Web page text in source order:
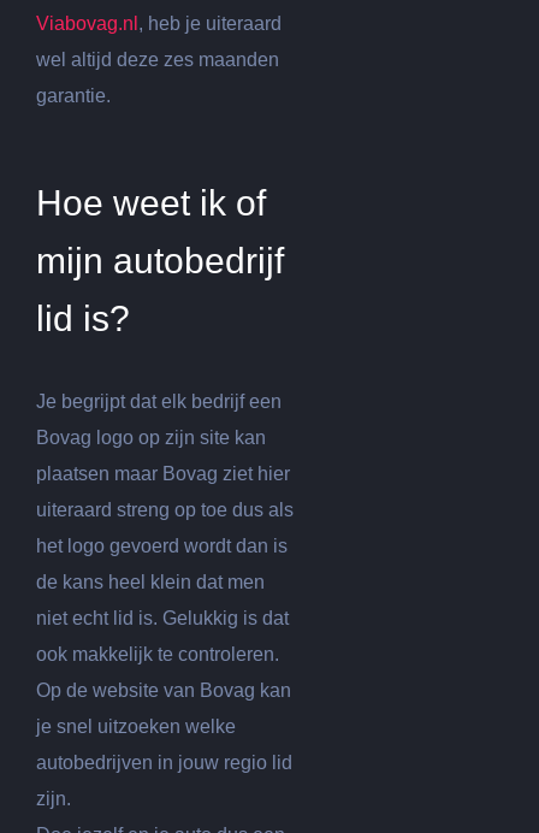
Viabovag.nl , heb je uiteraard
wel altijd deze zes maanden
garantie.
Hoe weet ik of
mijn autobedrijf
lid is?
Je begrijpt dat elk bedrijf een
Bovag logo op zijn site kan
plaatsen maar Bovag ziet hier
uiteraard streng op toe dus als
het logo gevoerd wordt dan is
de kans heel klein dat men
niet echt lid is. Gelukkig is dat
ook makkelijk te controleren.
Op de website van Bovag kan
je snel uitzoeken welke
autobedrijven in jouw regio lid
zijn.